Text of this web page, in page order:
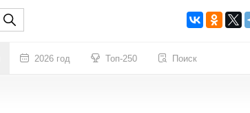
2026 год Топ-250 Поиск